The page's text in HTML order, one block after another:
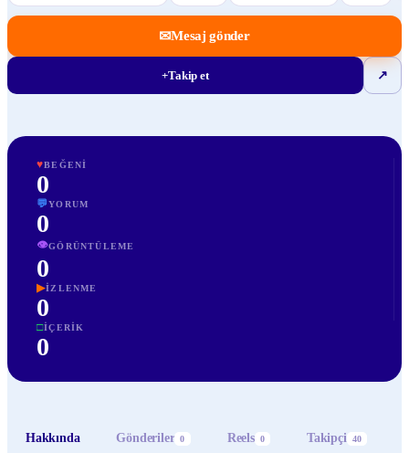
✉Mesaj gönder
+Takip et ↗
♥BEĞENI
0
💬YORUM
0
👁GÖRÜNTÜLEME
0
▶İZLENME
0
□İÇERIK
0
Hakkında Gönderiler 0 Reels 0 Takipçi 40